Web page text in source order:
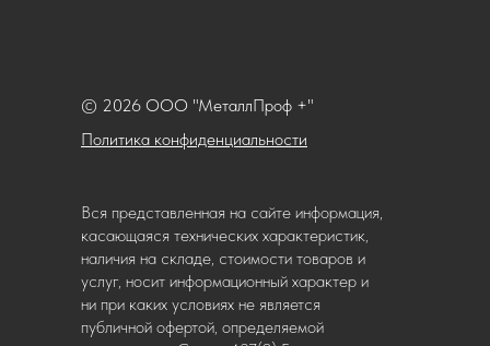
Политика конфиденциальности
© 2026 ООО "МеталлПроф +"
Вся представленная на сайте информация,
касающаяся технических характеристик,
наличия на складе, стоимости товаров и
услуг, носит информационный характер и
ни при каких условиях не является
публичной офертой, определяемой